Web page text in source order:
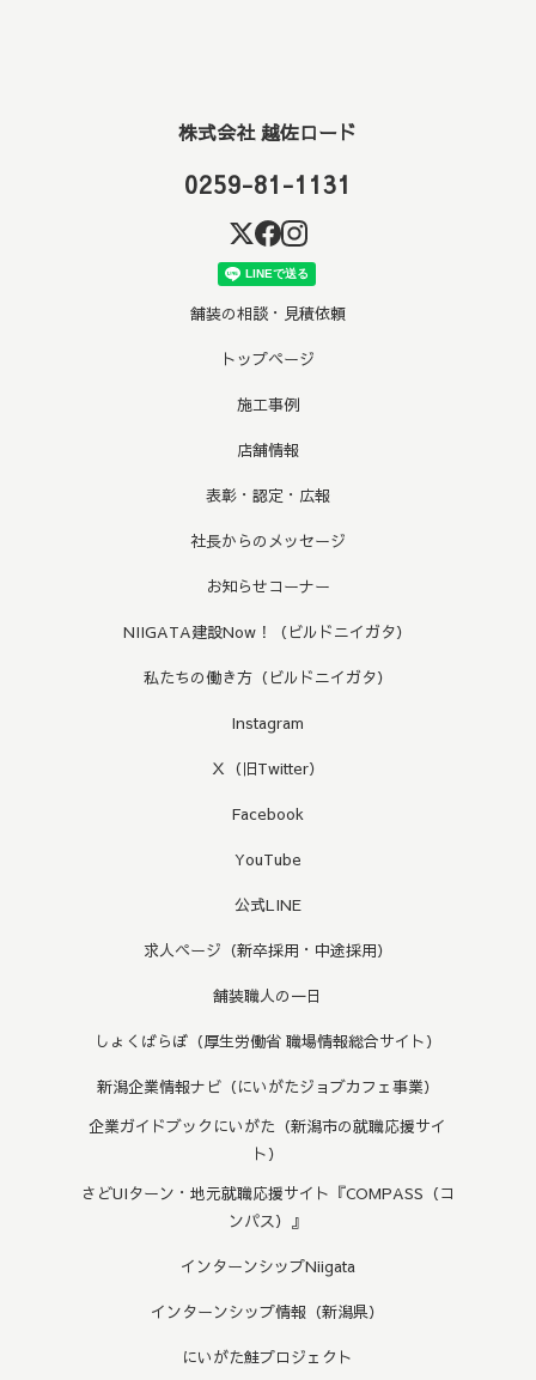
株式会社 越佐ロード
0259-81-1131
舗装の相談・見積依頼
トップページ
施工事例
店舗情報
表彰・認定・広報
社長からのメッセージ
お知らせコーナー
NIIGATA建設Now！（ビルドニイガタ）
私たちの働き方（ビルドニイガタ）
Instagram
Ｘ（旧Twitter）
Facebook
YouTube
公式LINE
求人ページ（新卒採用・中途採用）
舗装職人の一日
しょくばらぼ（厚生労働省 職場情報総合サイト）
新潟企業情報ナビ（にいがたジョブカフェ事業）
企業ガイドブックにいがた（新潟市の就職応援サイ
ト）
さどUIターン・地元就職応援サイト『COMPASS（コ
ンパス）』
インターンシップNiigata
インターンシップ情報（新潟県）
にいがた鮭プロジェクト